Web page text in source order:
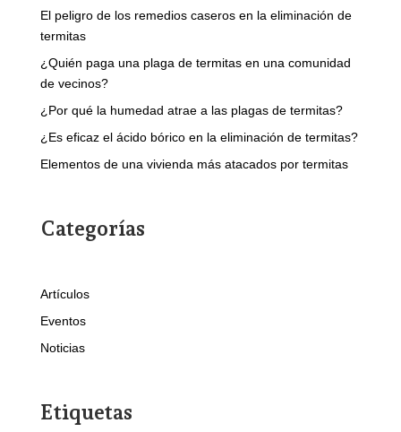
El peligro de los remedios caseros en la eliminación de
termitas
¿Quién paga una plaga de termitas en una comunidad
de vecinos?
¿Por qué la humedad atrae a las plagas de termitas?
¿Es eficaz el ácido bórico en la eliminación de termitas?
Elementos de una vivienda más atacados por termitas
Categorías
Artículos
Eventos
Noticias
Etiquetas